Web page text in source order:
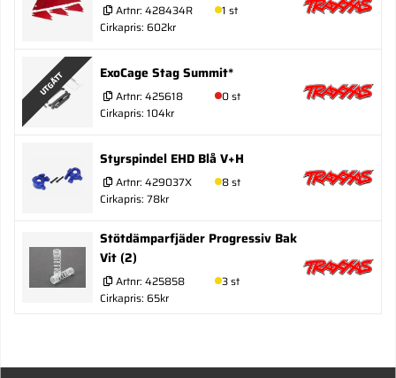
Artnr: 428434R
1 st
Cirkapris: 602kr
UTGÅTT ExoCage Stag Summit*
Artnr: 425618
0 st
Cirkapris: 104kr
Styrspindel EHD Blå V+H
Artnr: 429037X
8 st
Cirkapris: 78kr
Stötdämparfjäder Progressiv Bak
Vit (2)
Artnr: 425858
3 st
Cirkapris: 65kr